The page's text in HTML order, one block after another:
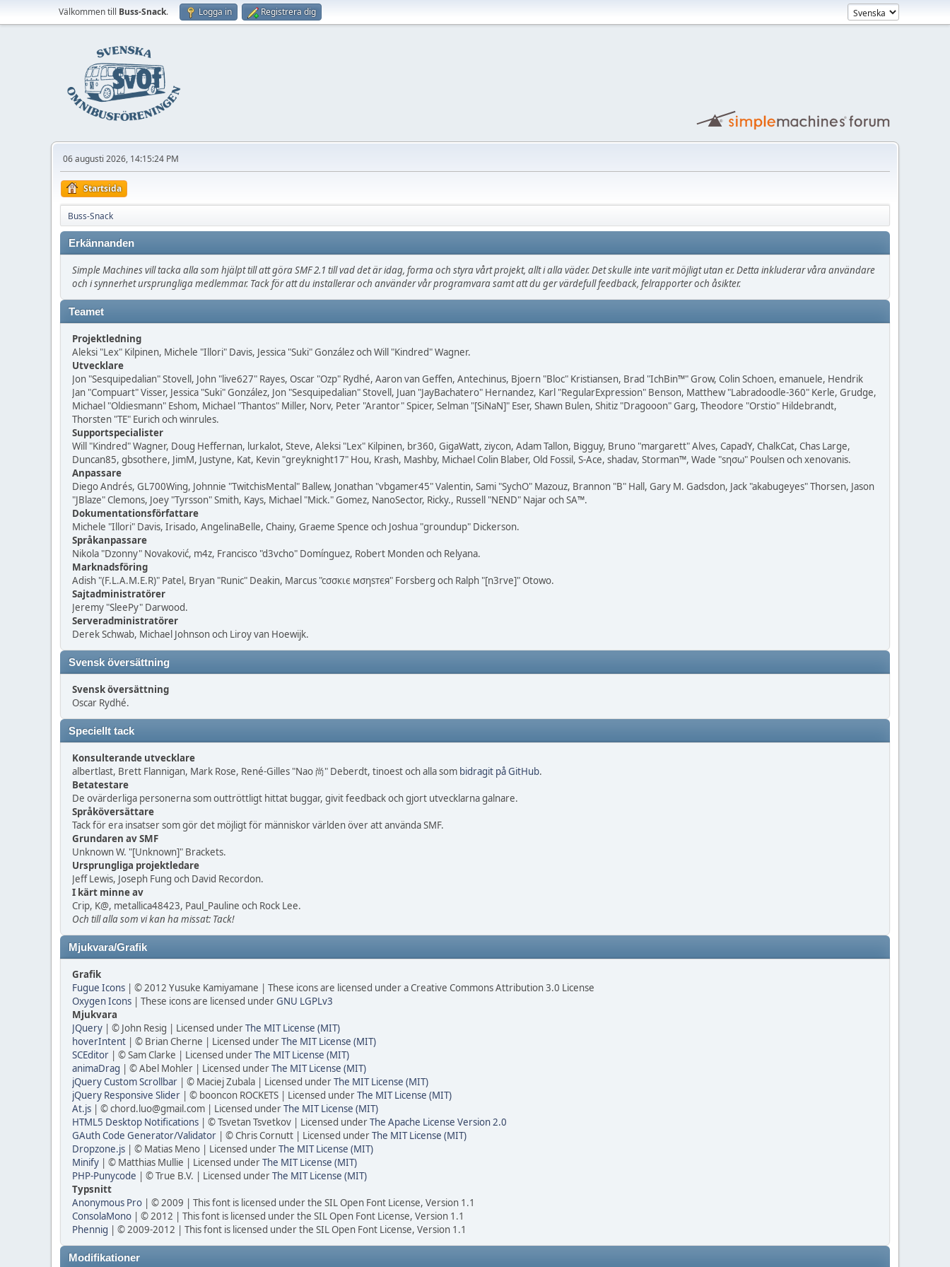
Välkommen till Buss-Snack. Logga in Registrera dig
06 augusti 2026, 14:15:24 PM
Startsida
Buss-Snack
Erkännanden
Simple Machines vill tacka alla som hjälpt till att göra SMF 2.1 till vad det är idag, forma och styra vårt projekt, allt i alla väder. Det skulle inte varit möjligt utan er. Detta inkluderar våra användare
och i synnerhet ursprungliga medlemmar. Tack för att du installerar och använder vår programvara samt att du ger värdefull feedback, felrapporter och åsikter.
Teamet
Projektledning
Aleksi "Lex" Kilpinen, Michele "Illori" Davis, Jessica "Suki" González och Will "Kindred" Wagner.
Utvecklare
Jon "Sesquipedalian" Stovell, John "live627" Rayes, Oscar "Ozp" Rydhé, Aaron van Geffen, Antechinus, Bjoern "Bloc" Kristiansen, Brad "IchBin™" Grow, Colin Schoen, emanuele, Hendrik
Jan "Compuart" Visser, Jessica "Suki" González, Jon "Sesquipedalian" Stovell, Juan "JayBachatero" Hernandez, Karl "RegularExpression" Benson, Matthew "Labradoodle-360" Kerle, Grudge,
Michael "Oldiesmann" Eshom, Michael "Thantos" Miller, Norv, Peter "Arantor" Spicer, Selman "[SiNaN]" Eser, Shawn Bulen, Shitiz "Dragooon" Garg, Theodore "Orstio" Hildebrandt,
Thorsten "TE" Eurich och winrules.
Supportspecialister
Will "Kindred" Wagner, Doug Heffernan, lurkalot, Steve, Aleksi "Lex" Kilpinen, br360, GigaWatt, ziycon, Adam Tallon, Bigguy, Bruno "margarett" Alves, CapadY, ChalkCat, Chas Large,
Duncan85, gbsothere, JimM, Justyne, Kat, Kevin "greyknight17" Hou, Krash, Mashby, Michael Colin Blaber, Old Fossil, S-Ace, shadav, Storman™, Wade "sησω" Poulsen och xenovanis.
Anpassare
Diego Andrés, GL700Wing, Johnnie "TwitchisMental" Ballew, Jonathan "vbgamer45" Valentin, Sami "SychO" Mazouz, Brannon "B" Hall, Gary M. Gadsdon, Jack "akabugeyes" Thorsen, Jason
"JBlaze" Clemons, Joey "Tyrsson" Smith, Kays, Michael "Mick." Gomez, NanoSector, Ricky., Russell "NEND" Najar och SA™.
Dokumentationsförfattare
Michele "Illori" Davis, Irisado, AngelinaBelle, Chainy, Graeme Spence och Joshua "groundup" Dickerson.
Språkanpassare
Nikola "Dzonny" Novaković, m4z, Francisco "d3vcho" Domínguez, Robert Monden och Relyana.
Marknadsföring
Adish "(F.L.A.M.E.R)" Patel, Bryan "Runic" Deakin, Marcus "cσσкιє мσηѕтєя" Forsberg och Ralph "[n3rve]" Otowo.
Sajtadministratörer
Jeremy "SleePy" Darwood.
Serveradministratörer
Derek Schwab, Michael Johnson och Liroy van Hoewijk.
Svensk översättning
Svensk översättning
Oscar Rydhé.
Speciellt tack
Konsulterande utvecklare
albertlast, Brett Flannigan, Mark Rose, René-Gilles "Nao 尚" Deberdt, tinoest och alla som bidragit på GitHub.
Betatestare
De ovärderliga personerna som outtröttligt hittat buggar, givit feedback och gjort utvecklarna galnare.
Språköversättare
Tack för era insatser som gör det möjligt för människor världen över att använda SMF.
Grundaren av SMF
Unknown W. "[Unknown]" Brackets.
Ursprungliga projektledare
Jeff Lewis, Joseph Fung och David Recordon.
I kärt minne av
Crip, K@, metallica48423, Paul_Pauline och Rock Lee.
Och till alla som vi kan ha missat: Tack!
Mjukvara/Grafik
Grafik
Fugue Icons | © 2012 Yusuke Kamiyamane | These icons are licensed under a Creative Commons Attribution 3.0 License
Oxygen Icons | These icons are licensed underGNU LGPLv3
Mjukvara
JQuery | © John Resig | Licensed underThe MIT License (MIT)
hoverIntent | © Brian Cherne | Licensed underThe MIT License (MIT)
SCEditor | © Sam Clarke | Licensed underThe MIT License (MIT)
animaDrag | © Abel Mohler | Licensed underThe MIT License (MIT)
jQuery Custom Scrollbar | © Maciej Zubala | Licensed underThe MIT License (MIT)
jQuery Responsive Slider | © booncon ROCKETS | Licensed underThe MIT License (MIT)
At.js | © chord.luo@gmail.com | Licensed underThe MIT License (MIT)
HTML5 Desktop Notifications | © Tsvetan Tsvetkov | Licensed underThe Apache License Version 2.0
GAuth Code Generator/Validator | © Chris Cornutt | Licensed underThe MIT License (MIT)
Dropzone.js | © Matias Meno | Licensed underThe MIT License (MIT)
Minify | © Matthias Mullie | Licensed underThe MIT License (MIT)
PHP-Punycode | © True B.V. | Licensed underThe MIT License (MIT)
Typsnitt
Anonymous Pro | © 2009 | This font is licensed under the SIL Open Font License, Version 1.1
ConsolaMono | © 2012 | This font is licensed under the SIL Open Font License, Version 1.1
Phennig | © 2009-2012 | This font is licensed under the SIL Open Font License, Version 1.1
Modifikationer